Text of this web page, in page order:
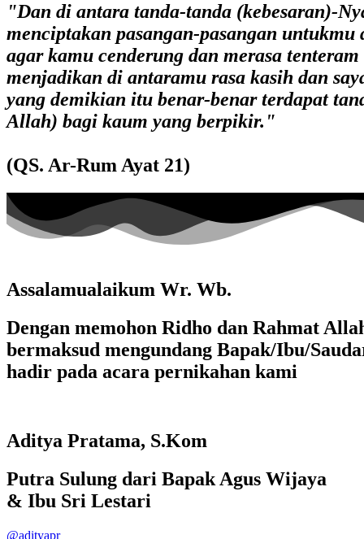
"Dan di antara tanda-tanda (kebesaran)-
menciptakan pasangan-pasangan
agar kamu cenderung dan merasa
menjadikan di antaramu rasa kasih dan
yang demikian itu benar-benar terdapat
Allah) bagi kaum yang berpikir."
(QS. Ar-Rum Ayat 21)
Assalamualaikum Wr. Wb.
Dengan memohon Ridho dan Rahmat
bermaksud mengundang Bapak/Ibu/
hadir pada acara pernikahan kami
Aditya Pratama, S.Kom
Putra Sulung dari Bapak Agus Wijaya
& Ibu Sri Lestari
@adityapr_